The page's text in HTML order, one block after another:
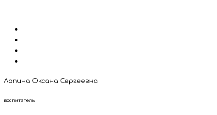
Лапина Оксана Сергеевна
воспитатель